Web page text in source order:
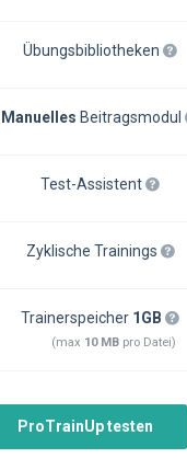
Übungsbibliotheken
Manuelles Beitragsmodul
Test-Assistent
Zyklische Trainings
Trainerspeicher 1GB
(max 10 MBpro Datei)
ProTrainUp testen